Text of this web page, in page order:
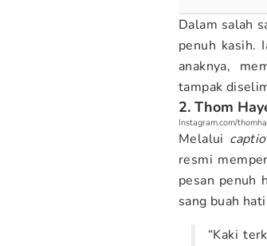
Dalam salah
penuh kasih.
anaknya,
tampak
2. Thom
Instagram.com/
Melalui
resmi
pesan penuh
sang buah
“Kaki